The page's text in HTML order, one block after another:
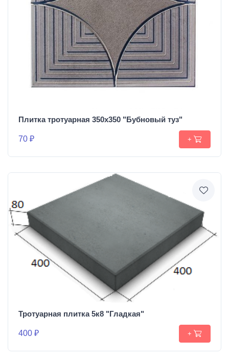
Плитка тротуарная 350х350 "Бубновый туз"
70 ₽ +
Тротуарная плитка 5к8 "Гладкая"
400 ₽ +